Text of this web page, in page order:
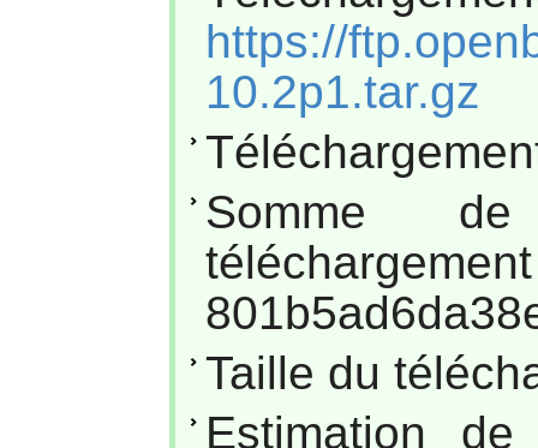
https://
10.2p1.tar.gz
Somme
Taille du
Estimation